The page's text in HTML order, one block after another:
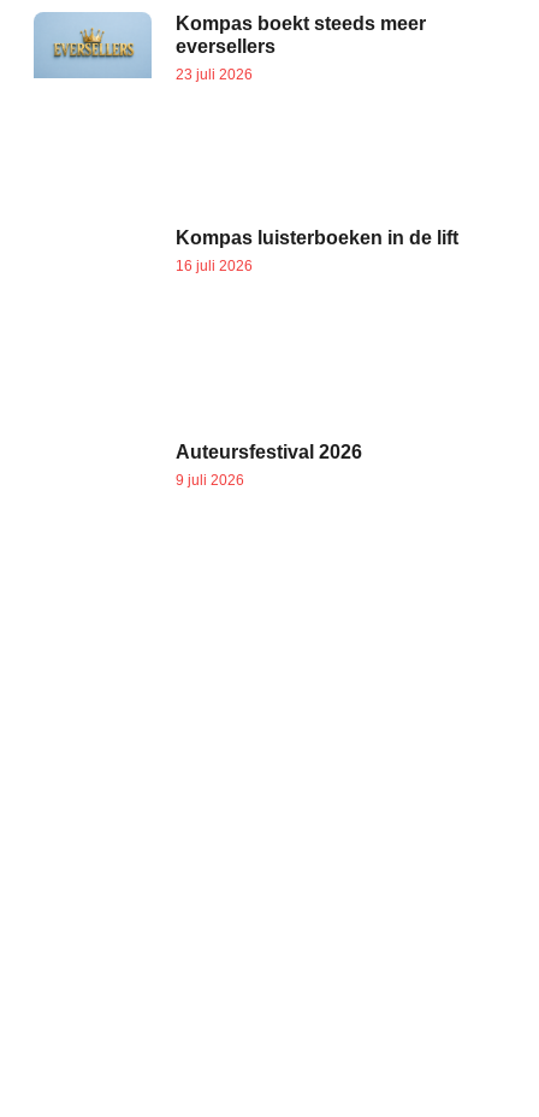
Kompas boekt steeds meer
eversellers
23 juli 2026
Kompas luisterboeken in de lift
16 juli 2026
Auteursfestival 2026
9 juli 2026